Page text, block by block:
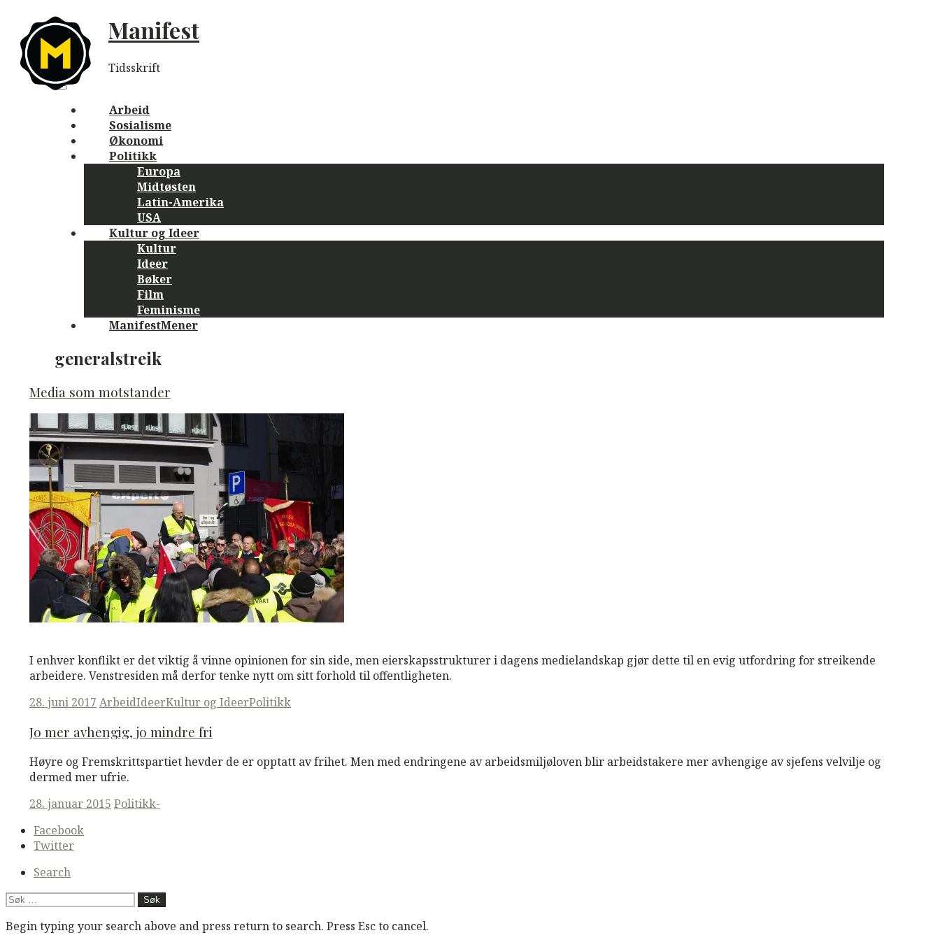
content
Manifest
Tidsskrift
Main
navigation
Menu
Arbeid
Sosialisme
Økonomi
Politikk
Europa
Midtøsten
Latin-Amerika
USA
Kultur og Ideer
Kultur
Ideer
Bøker
Film
Feminisme
ManifestMener
generalstreik
Media som motstander
I enhver konflikt er det viktig å vinne opinionen for sin side, men eierskapsstrukturer i dagens medielandskap gjør dette til en evig utfordring for streikende
arbeidere. Venstresiden må derfor tenke nytt om sitt forhold til offentligheten.
Posted
28. juni 2017 ArbeidIdeerKultur og IdeerPolitikk
Jo mer avhengig, jo mindre fri
Høyre og Fremskrittspartiet hevder de er opptatt av frihet. Men med endringene av arbeidsmiljøloven blir arbeidstakere mer avhengige av sjefens velvilje og
dermed mer ufrie.
Posted
28. januar 2015 Politikk-
Secondary
navigation
Facebook
Twitter
Search
Søk
Begin typing your search above and press return to search. Press Esc to cancel.